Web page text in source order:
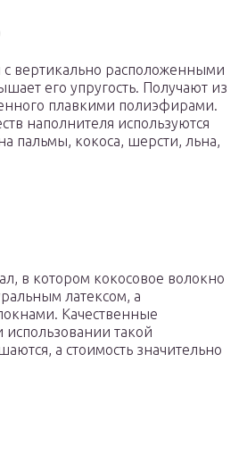
вертикально расположенными
его упругость. Получают из
плавкими полиэфирами.
наполнителя используются
пальмы, кокоса, шерсти, льна,
в котором кокосовое волокно
латексом, а
Качественные
использовании такой
а стоимость значительно